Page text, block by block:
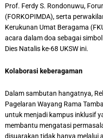
Prof. Ferdy S. Rondonuwu,
(FORKOPIMDA), serta
Kerukunan Umat Beragama
acara dalam doa sebagai
Dies Natalis ke-68 UKSW ini.
Kolaborasi keberagaman
Dalam sambutan hangatnya,
Pagelaran Wayang Rama
untuk menjadi kampus inklusif
membantu mengatasi
disuarakan tidak hanya melalui